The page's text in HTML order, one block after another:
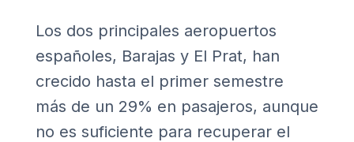
Los dos principales aeropuertos
españoles, Barajas y El Prat, han
crecido hasta el primer semestre
más de un 29% en pasajeros, aunque
no es suficiente para recuperar el